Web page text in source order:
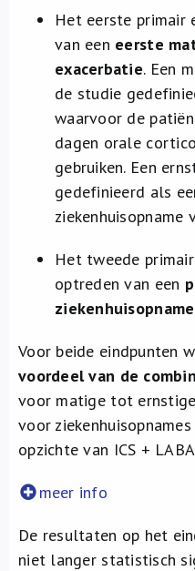
Het eerste primair
van een eerste
exacerbatie. Een
de studie
waarvoor de
dagen orale
gebruiken. Een
gedefinieerd als
ziekenhuisopname
Het tweede
optreden van een
Voor beide eindpunten
voordeel van de
voor matige tot
voor
opzichte van ICS +
meer info
De resultaten op het
niet langer statistisch